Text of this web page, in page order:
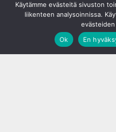
Käytämme evästeitä sivuston
liikenteen analysoinnissa.
Ok
En